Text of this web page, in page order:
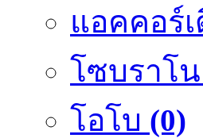
แอคคอร์
โซบราโ
โอโบ (0)